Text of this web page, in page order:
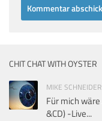
CHIT CHAT WITH OYSTER
MIKE SCHNEIDER
Für mich
&CD) -Live...